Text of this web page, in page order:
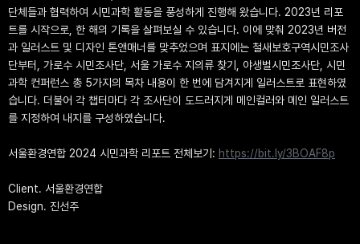
단체들과 협력하여 시민과학 활동을 풍성하게 진행해 왔습니다. 2023년 리포
트를 시작으로, 한 해의 기록을 살펴보실 수 있습니다. 이에 맞춰 2023년 버전
과 일러스트 및 디자인 톤앤매너를 맞추었으며 표지에는 철새보호구역시민조사
단부터, 가로수 시민조사단, 서울 가로수 지의류 찾기, 야생벌시민조사단, 시민
과학 컨퍼런스 총 5가지의 목차 내용이 한 번에 담겨지게 일러스트로 표현하였
습니다. 더불어 각 챕터마다 각 조사단이 도드러지게 메인컬러와 메인 일러스트
를 지정하여 내지를 구성하였습니다.
서울환경연합 2024 시민과학 리포트 전체보기: https://bit.ly/3BOAF8p
Client. 서울환경연합
Design. 진선주